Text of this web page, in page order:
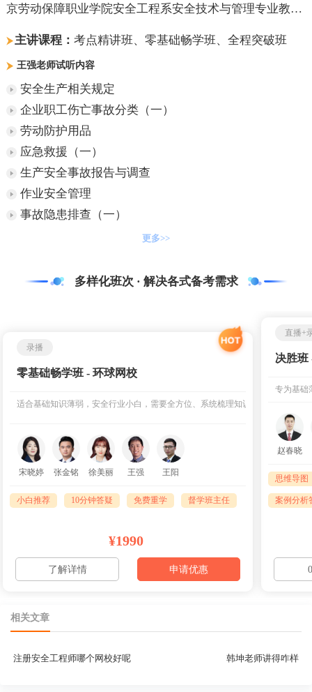
京劳动保障职业学院安全工程系安全技术与管理专业教研
主讲课程： 考点精讲班、零基础畅学班、全程突破班
王强老师试听内容
安全生产相关规定
企业职工伤亡事故分类（一）
劳动防护用品
应急救援（一）
生产安全事故报告与调查
作业安全管理
事故隐患排查（一）
更多>>
多样化班次 · 解决各式备考需求
零基础畅学班 - 环球网校
录播
适合基础知识薄弱，安全行业小白，需要全方位、系统梳理知识点
宋晓婷 张金铭 徐美丽 王强 王阳
小白推荐 10分钟答疑 免费重学 督学班主任
¥1990
了解详情 申请优惠
决胜班
直播+
专为基础
赵春晓
思维导图
案例分析
相关文章
注册安全工程师哪个网校好呢 韩坤老师讲得咋样